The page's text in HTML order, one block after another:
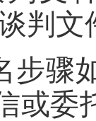
判
骤如
或委